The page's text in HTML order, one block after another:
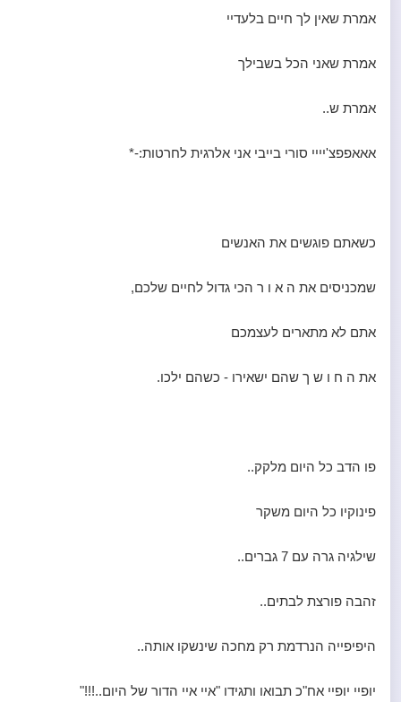
אמרת שאין לך חיים בלעדיי
אמרת שאני הכל בשבילך
אמרת ש..
אאאפפצ'יייי סורי בייבי אני אלרגית לחרטות:-*
כשאתם פוגשים את האנשים
שמכניסים את ה א ו ר הכי גדול לחיים שלכם,
אתם לא מתארים לעצמכם
את ה ח ו ש ך שהם ישאירו - כשהם ילכו.
פו הדב כל היום מלקק..
פינוקיו כל היום משקר
שילגיה גרה עם 7 גברים..
זהבה פורצת לבתים..
היפיפייה הנרדמת רק מחכה שינשקו אותה..
יופיי יופיי אח"כ תבואו ותגידו "איי איי הדור של היום..!!!"